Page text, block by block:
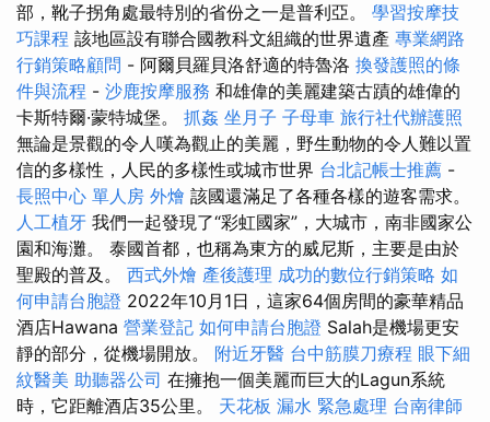
部，靴子拐角處最特別的省份之一是普利亞。 學習按摩技
巧課程 該地區設有聯合國教科文組織的世界遺產 專業網路
行銷策略顧問 - 阿爾貝羅貝洛舒適的特魯洛 換發護照的條
件與流程 - 沙鹿按摩服務 和雄偉的美麗建築古蹟的雄偉的
卡斯特爾·蒙特城堡。 抓姦 坐月子 子母車 旅行社代辦護照
無論是景觀的令人嘆為觀止的美麗，野生動物的令人難以置
信的多樣性，人民的多樣性或城市世界 台北記帳士推薦 -
長照中心 單人房 外燴 該國還滿足了各種各樣的遊客需求。
人工植牙 我們一起發現了“彩虹國家”，大城市，南非國家公
園和海灘。 泰國首都，也稱為東方的威尼斯，主要是由於
聖殿的普及。 西式外燴 產後護理 成功的數位行銷策略 如
何申請台胞證 2022年10月1日，這家64個房間的豪華精品
酒店Hawana 營業登記 如何申請台胞證 Salah是機場更安
靜的部分，從機場開放。 附近牙醫 台中筋膜刀療程 眼下細
紋醫美 助聽器公司 在擁抱一個美麗而巨大的Lagun系統
時，它距離酒店35公里。 天花板 漏水 緊急處理 台南律師